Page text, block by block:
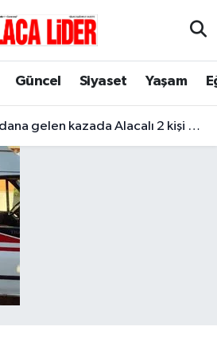
Güncel Siyaset Yaşam
kazada Alacalı 2 kişi hayatını kaybetti
Eczaneler
Haritası
ve Fikstür